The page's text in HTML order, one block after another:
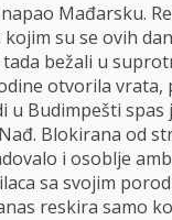
Mađarsku.
su se ovih
bežali u
otvorila
u Budimpešti
Blokirana od
i osoblje
sa svojim
reskira samo